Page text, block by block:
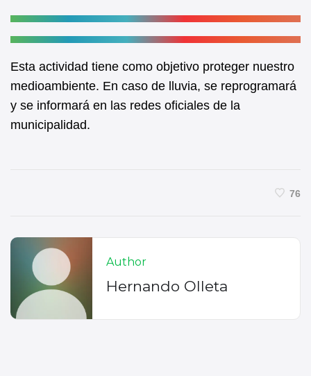
Esta actividad tiene como objetivo proteger nuestro
medioambiente. En caso de lluvia, se reprogramará
y se informará en las redes oficiales de la
municipalidad.
76
Author
Hernando Olleta